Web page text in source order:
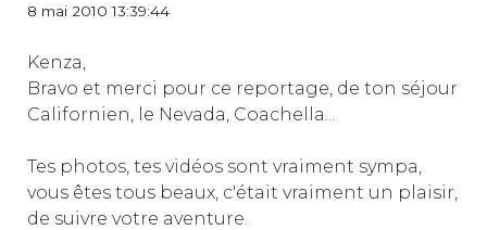
8 mai 2010 13:39:44
Kenza,
Bravo et merci pour ce reportage, de ton séjour
Californien, le Nevada, Coachella...
Tes photos, tes vidéos sont vraiment sympa,
vous êtes tous beaux, c'était vraiment un plaisir,
de suivre votre aventure.